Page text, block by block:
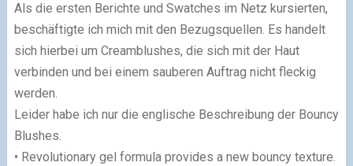
Als die ersten Berichte und Swatches im Netz kursierten,
beschäftigte ich mich mit den Bezugsquellen. Es handelt
sich hierbei um Creamblushes, die sich mit der Haut
verbinden und bei einem sauberen Auftrag nicht fleckig
werden.
Leider habe ich nur die englische Beschreibung der Bouncy
Blushes.
• Revolutionary gel formula provides a new bouncy texture.